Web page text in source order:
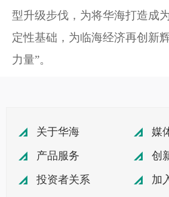
型升级步伐，为将华海打造成
定性基础，为临海经济再创新
力量”。
关于华海
媒
产品服务
创
投资者关系
加